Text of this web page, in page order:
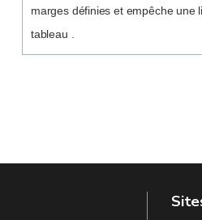
marges définies et empêche une
tableau .